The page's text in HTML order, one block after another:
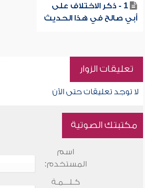
1 - ذكر الاختلاف على
أبي صالح في هذا الحديث
تعليقات الزوار
لا توجد تعليقات حتى الآن
مكتبتك الصوتية
اسم
المستخدم:
كـلـــمـة